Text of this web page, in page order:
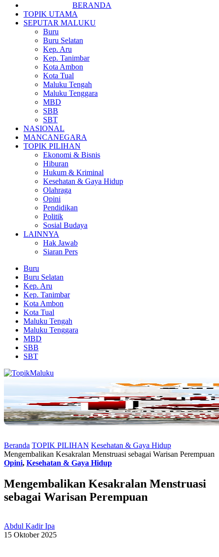
BERANDA
TOPIK UTAMA
SEPUTAR MALUKU
Buru
Buru Selatan
Kep. Aru
Kep. Tanimbar
Kota Ambon
Kota Tual
Maluku Tengah
Maluku Tenggara
MBD
SBB
SBT
NASIONAL
MANCANEGARA
TOPIK PILIHAN
Ekonomi & Bisnis
Hiburan
Hukum & Kriminal
Kesehatan & Gaya Hidup
Olahraga
Opini
Pendidikan
Politik
Sosial Budaya
LAINNYA
Hak Jawab
Siaran Pers
Buru
Buru Selatan
Kep. Aru
Kep. Tanimbar
Kota Ambon
Kota Tual
Maluku Tengah
Maluku Tenggara
MBD
SBB
SBT
Beranda TOPIK PILIHAN Kesehatan & Gaya Hidup
Mengembalikan Kesakralan Menstruasi sebagai Warisan Perempuan
Opini, Kesehatan & Gaya Hidup
Mengembalikan Kesakralan Menstruasi
sebagai Warisan Perempuan
Abdul Kadir Ipa
15 Oktober 2025